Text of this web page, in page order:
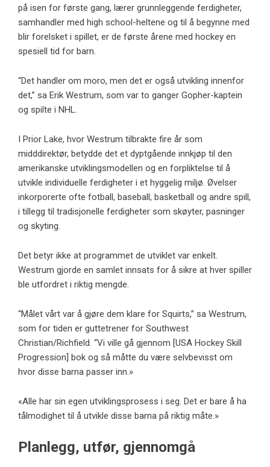
på isen for første gang, lærer grunnleggende ferdigheter,
samhandler med high school-heltene og til å begynne med
blir forelsket i spillet, er de første årene med hockey en
spesiell tid for barn.
“Det handler om moro, men det er også utvikling innenfor
det,” sa Erik Westrum, som var to ganger Gopher-kaptein
og spilte i NHL.
I Prior Lake, hvor Westrum tilbrakte fire år som
midddirektør, betydde det et dyptgående innkjøp til den
amerikanske utviklingsmodellen og en forpliktelse til å
utvikle individuelle ferdigheter i et hyggelig miljø. Øvelser
inkorporerte ofte fotball, baseball, basketball og andre spill,
i tillegg til tradisjonelle ferdigheter som skøyter, pasninger
og skyting.
Det betyr ikke at programmet de utviklet var enkelt.
Westrum gjorde en samlet innsats for å sikre at hver spiller
ble utfordret i riktig mengde.
“Målet vårt var å gjøre dem klare for Squirts,” sa Westrum,
som for tiden er guttetrener for Southwest
Christian/Richfield. “Vi ville gå gjennom [USA Hockey Skill
Progression] bok og så måtte du være selvbevisst om
hvor disse barna passer inn.»
«Alle har sin egen utviklingsprosess i seg. Det er bare å ha
tålmodighet til å utvikle disse barna på riktig måte.»
Planlegg, utfør, gjennomgå